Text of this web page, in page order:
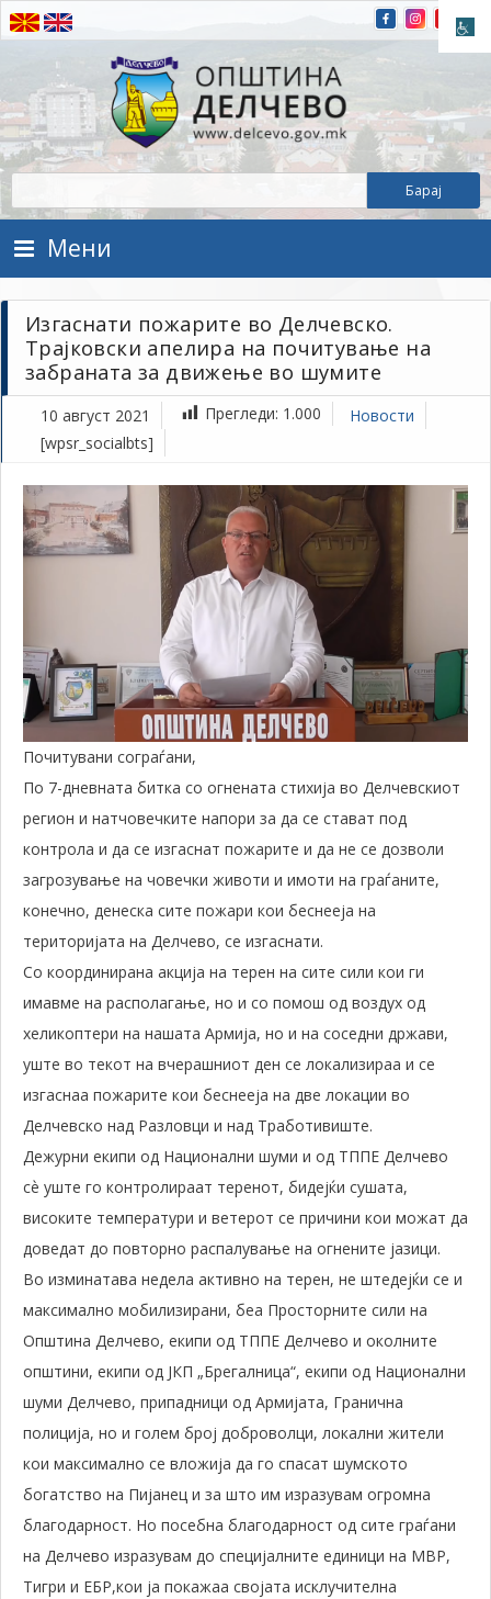
Прескокнете на содржината
Општина Делчево
Општина Делчево
Мени
Изгаснати пожарите во Делчевско.
Трајковски апелира на почитување на
забраната за движење во шумите
10 август 2021 Прегледи: 1.000
Новости
[wpsr_socialbts]
Почитувани сограѓани,
По 7-дневната битка со огнената стихија во Делчевскиот
регион и натчовечките напори за да се стават под
контрола и да се изгаснат пожарите и да не се дозволи
загрозување на човечки животи и имоти на граѓаните,
конечно, денеска сите пожари кои беснееја на
територијата на Делчево, се изгаснати.
Со координирана акција на терен на сите сили кои ги
имавме на располагање, но и со помош од воздух од
хеликоптери на нашата Армија, но и на соседни држави,
уште во текот на вчерашниот ден се локализираа и се
изгаснаа пожарите кои беснееја на две локации во
Делчевско над Разловци и над Тработивиште.
Дежурни екипи од Национални шуми и од ТППЕ Делчево
сѐ уште го контролираат теренот, бидејќи сушата,
високите температури и ветерот се причини кои можат да
доведат до повторно распалување на огнените јазици.
Во изминатава недела активно на терен, не штедејќи се и
максимално мобилизирани, беа Просторните сили на
Општина Делчево, екипи од ТППЕ Делчево и околните
општини, екипи од ЈКП „Брегалница“, екипи од Национални
шуми Делчево, припадници од Армијата, Гранична
полиција, но и голем број доброволци, локални жители
кои максимално се вложија да го спасат шумското
богатство на Пијанец и за што им изразувам огромна
благодарност. Но посебна благодарност од сите граѓани
на Делчево изразувам до специјалните единици на МВР,
Тигри и ЕБР,кои ја покажаа својата исклучителна